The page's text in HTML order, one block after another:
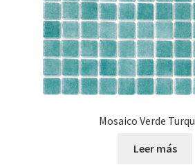
Mosaico Verde
Leer más